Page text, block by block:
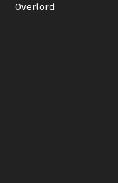
Overlord